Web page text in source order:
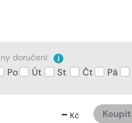
doručení:
Po Út St Čt Pá
- Kč Koupit